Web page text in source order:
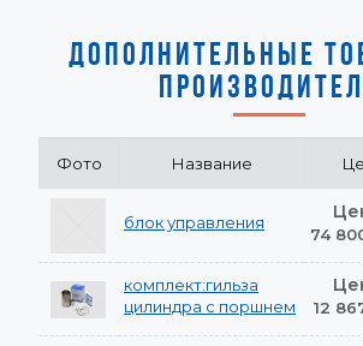
ДОПОЛНИТЕЛЬНЫЕ
Фото Название
блок управления
74
комплект:гильза
цилиндра с поршнем
12